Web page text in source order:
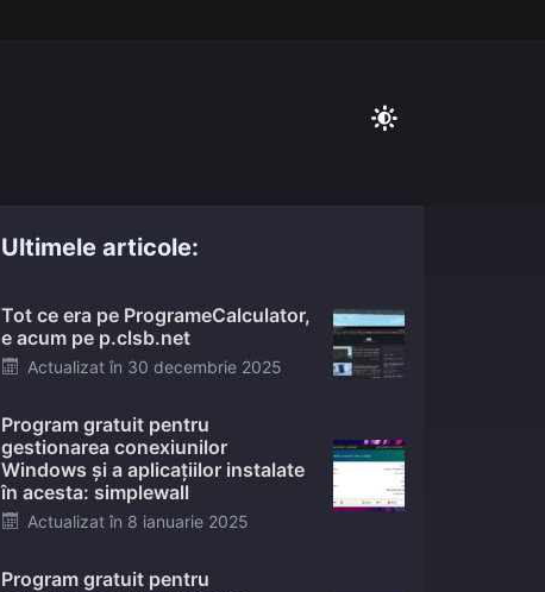
Ultimele articole:
Tot ce era pe ProgrameCalculator,
e acum pe p.clsb.net
Posted
Actualizat în 30 decembrie 2025
Program gratuit pentru
gestionarea conexiunilor
Windows și a aplicațiilor instalate
în acesta: simplewall
Posted
Actualizat în 8 ianuarie 2025
Program gratuit pentru